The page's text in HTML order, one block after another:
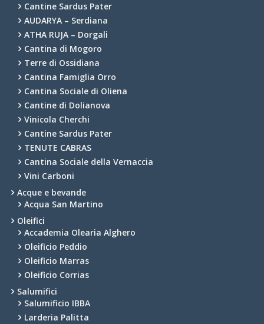
Cantine Sardus Pater
AUDARYA – Serdiana
ATHA RUJA – Dorgali
Cantina di Mogoro
Terre di Ossidiana
Cantina Famiglia Orro
Cantina Sociale di Oliena
Cantine di Dolianova
Vinicola Cherchi
Cantine Sardus Pater
TENUTE CABRAS
Cantina Sociale della Vernaccia
Vini Carboni
Acque e bevande
Acqua San Martino
Oleifici
Accademia Olearia Alghero
Oleificio Peddio
Oleificio Marras
Oleificio Corrias
Salumifici
Salumificio IBBA
Larderia Palitta